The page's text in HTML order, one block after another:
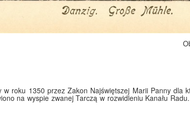
w roku 1350 przez Zakon Najświętszej Marii Panny dla
na wyspie zwanej Tarczą w rozwidleniu Kanału